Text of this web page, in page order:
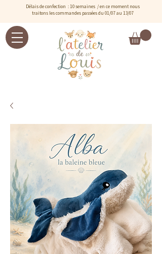
Délais de confection : 10 semaines / en ce moment nous
traitons les commandes passées du 01/07 au 13/07